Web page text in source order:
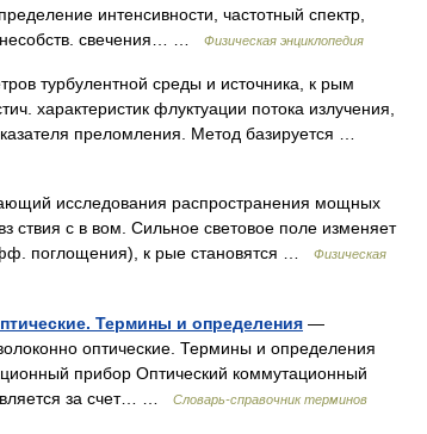
интенсивности, частотный спектр,
несобств. свечения… …
Физическая энциклопедия
турбулентной среды и источника, к рым
характеристик флуктуации потока излучения,
преломления. Метод базируется …
исследования распространения мощных
ствия с в вом. Сильное световое поле изменяет
поглощения), к рые становятся …
Физическая
Термины и определения —
оптические. Термины и определения
прибор Оптический коммутационный
за счет… …
Словарь-справочник терминов